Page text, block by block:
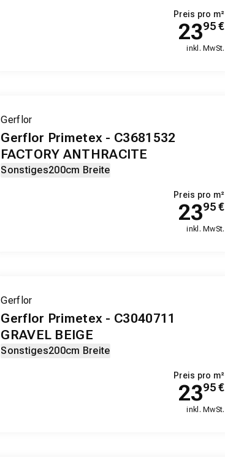
Preis pro m²
2395€
inkl. MwSt.
Gerflor
Gerflor Primetex - C3681532
FACTORY ANTHRACITE
Sonstiges200cm Breite
Preis pro m²
2395€
inkl. MwSt.
Gerflor
Gerflor Primetex - C3040711
GRAVEL BEIGE
Sonstiges200cm Breite
Preis pro m²
2395€
inkl. MwSt.